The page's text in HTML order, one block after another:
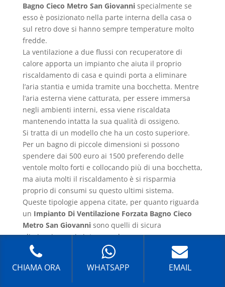
Bagno Cieco Metro San Giovannispecialmente se
esso è posizionato nella parte interna della casa o
sul retro dove si hanno sempre temperature molto
fredde.
La ventilazione a due flussi con recuperatore di
calore apporta un impianto che aiuta il proprio
riscaldamento di casa e quindi porta a eliminare
l’aria stantia e umida tramite una bocchetta. Mentre
l’aria esterna viene catturata, per essere immersa
negli ambienti interni, essa viene riscaldata
mantenendo intatta la sua qualità di ossigeno.
Si tratta di un modello che ha un costo superiore.
Per un bagno di piccole dimensioni si possono
spendere dai 500 euro ai 1500 preferendo delle
ventole molto forti e collocando più di una bocchetta,
ma aiuta molti il riscaldamento è si risparmia
proprio di consumi su questo ultimi sistema.
Queste tipologie appena citate, per quanto riguarda
un Impianto Di Ventilazione Forzata Bagno Cieco
Metro San Giovannisono quelli di sicura
eliminazione aria interna e devono sempre essere
installati da un personale adeguato, seri
professionisti.
Ricordiamo che trattandosi di un sistema meccanico
deve essere posizionato da un tecnico o da una ditta
CHIAMA ORA WHATSAPP EMAIL